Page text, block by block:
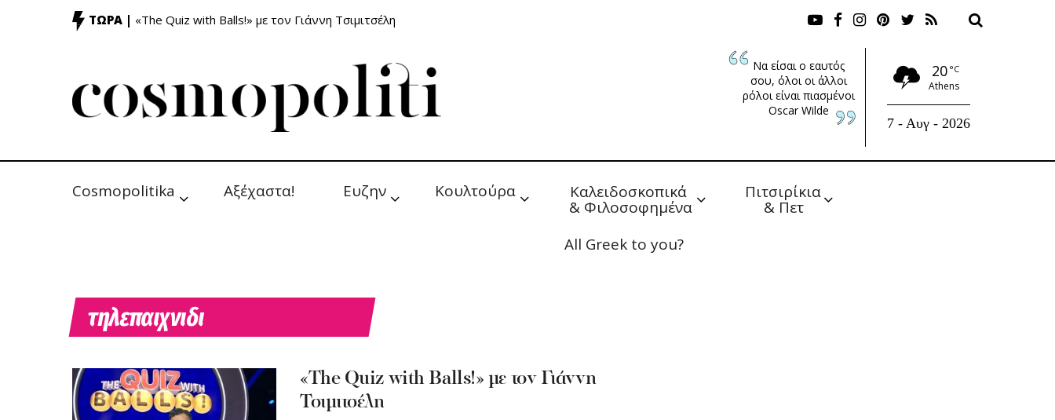
ΤΩΡΑ | «The Quiz with Balls!» με τον Γιάννη Τσιμιτσέλη
Να είσαι ο εαυτός
σου, όλοι οι άλλοι
ρόλοι είναι πιασμένοι
Oscar Wilde
20 °C
Athens
7 - Αυγ - 2026
Cosmopolitika Αξέχαστα! Ευζην Κουλτούρα Καλειδοσκοπικά
& Φιλοσοφημένα
Πιτσιρίκια
& Πετ
All Greek to you?
τηλεπαιχνιδι
«The Quiz with Balls!» με τον Γιάννη
Τσιμιτσέλη